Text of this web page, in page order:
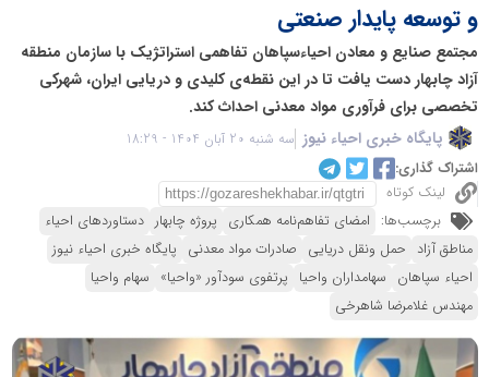
و توسعه پایدار صنعتی
مجتمع صنایع و معادن احیاءسپاهان تفاهمی استراتژیک با سازمان منطقه
آزاد چابهار دست یافت تا در این نقطه‌ی کلیدی و دریایی ایران، شهرکی
تخصصی برای فرآوری مواد معدنی احداث کند.
پایگاه خبری احیاء نیوز سه شنبه 20 آبان 1404 - 18:29
اشتراک گذاری:
لینک کوتاه
برچسب‌ها: امضای تفاهم‌نامه همکاری پروژه چابهار دستاوردهای احیاء
مناطق آزاد حمل ونقل دریایی صادرات مواد معدنی پایگاه خبری احیاء نیوز
احیاء سپاهان سهامداران واحیا پرتفوی سودآور «واحیا» سهام واحیا
مهندس غلامرضا شاهرخی